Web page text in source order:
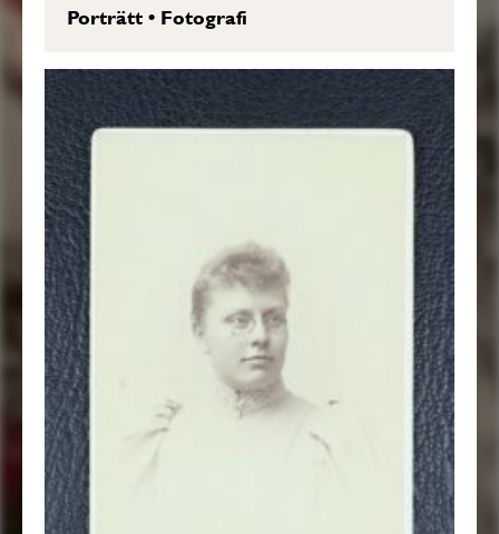
Porträtt• Fotografi